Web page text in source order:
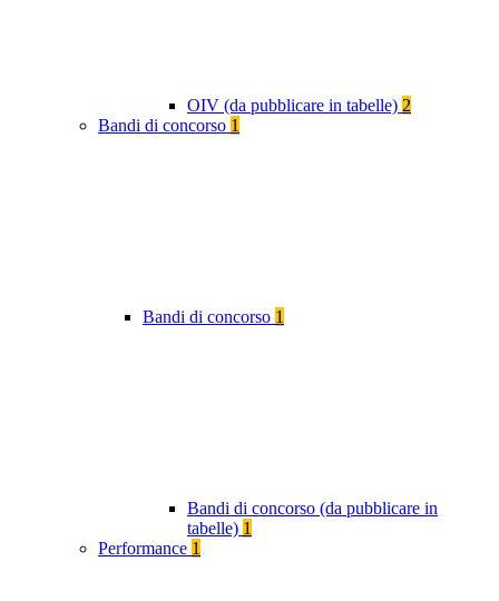
OIV (da pubblicare in tabelle) 2
Bandi di concorso 1
Bandi di concorso 1
Bandi di concorso (da pubblicare in
tabelle) 1
Performance 1